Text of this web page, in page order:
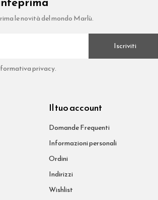
le novità del mondo Marlù.
Iscriviti
privacy.
Il tuo account
Domande Frequenti
Informazioni personali
Ordini
Indirizzi
Wishlist